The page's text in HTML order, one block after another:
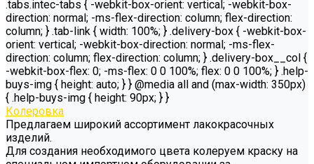
.tabs.intec-tabs { -webkit-box-orient: vertical; -webkit-box-
direction: normal; -ms-flex-direction: column; flex-direction:
column; } .tab-link { width: 100%; } .delivery-box { -webkit-box-
orient: vertical; -webkit-box-direction: normal; -ms-flex-
direction: column; flex-direction: column; } .delivery-box__col {
-webkit-box-flex: 0; -ms-flex: 0 0 100%; flex: 0 0 100%; } .help-
buys-img { height: auto; } } @media all and (max-width: 350px)
{ .help-buys-img { height: 90px; } }
Колеровка
Предлагаем широкий ассортимент лакокрасочных
изделий.
Для создания необходимого цвета колеруем краску на